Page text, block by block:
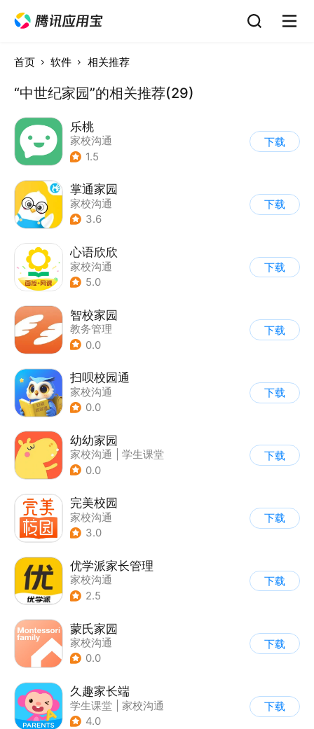
首页 软件 相关推荐
“中世纪家园”的相关推荐(29)
乐桃
家校沟通
1.5
下载
掌通家园
家校沟通
3.6
下载
心语欣欣
家校沟通
5.0
下载
智校家园
教务管理
0.0
下载
扫呗校园通
家校沟通
0.0
下载
幼幼家园
家校沟通
学生课堂
0.0
下载
完美校园
家校沟通
3.0
下载
优学派家长管理
家校沟通
2.5
下载
蒙氏家园
家校沟通
0.0
下载
久趣家长端
学生课堂
家校沟通
4.0
下载